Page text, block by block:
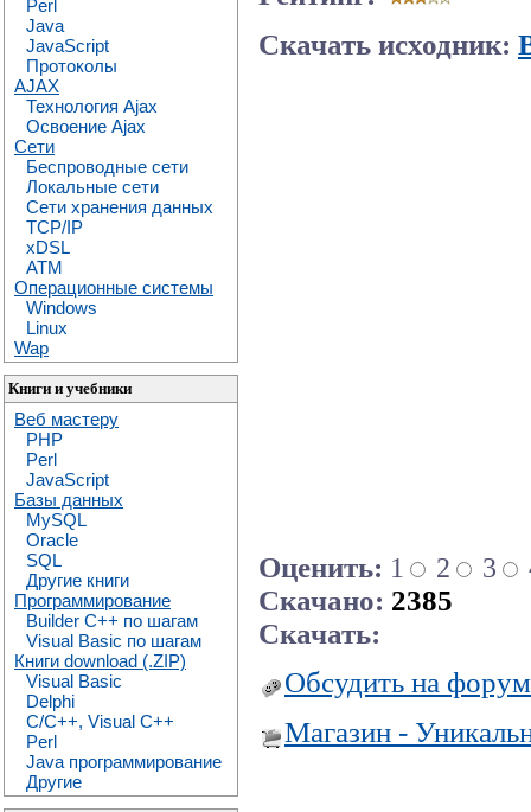
Perl
Java
JavaScript
Протоколы
AJAX
Технология Ajax
Освоение Ajax
Сети
Беспроводные сети
Локальные сети
Сети хранения данных
TCP/IP
xDSL
ATM
Операционные системы
Windows
Linux
Wap
Книги и учебники
Веб мастеру
PHP
Perl
JavaScript
Базы данных
MySQL
Oracle
SQL
Другие книги
Программирование
Builder C++ по шагам
Visual Basic по шагам
Книги download (.ZIP)
Visual Basic
Delphi
C/C++, Visual C++
Perl
Java программирование
Другие
Скачать исходник:
Оценить: 1 2 3
Скачано: 2385
Скачать:
Обсудить на
Магазин -